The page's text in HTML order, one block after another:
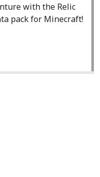
with the Relic
pack for Minecraft!